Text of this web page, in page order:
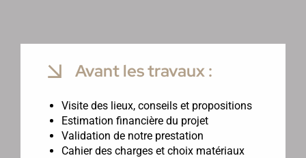
Avant les travaux :
Visite des lieux, conseils et propositions
Estimation financière du projet
Validation de notre prestation
Cahier des charges et choix matériaux